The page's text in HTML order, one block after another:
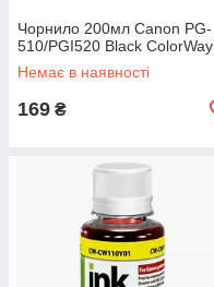
Чорнило 200мл Canon PG-
510/PGI520 Black ColorWay
Немає в наявності
169 ₴